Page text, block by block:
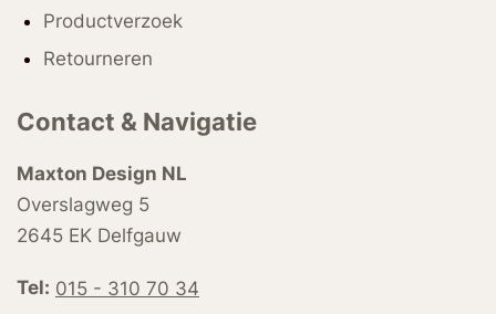
Productverzoek
Retourneren
Contact & Navigatie
Maxton Design NL
Overslagweg 5
2645 EK Delfgauw
Tel: 015 - 310 70 34